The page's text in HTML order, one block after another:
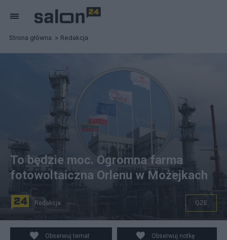
Strona główna Redakcja
To będzie moc. Ogromna farma
fotowoltaiczna Orlenu w Możejkach
Redakcja OZE
Obserwuj temat Obserwuj notkę